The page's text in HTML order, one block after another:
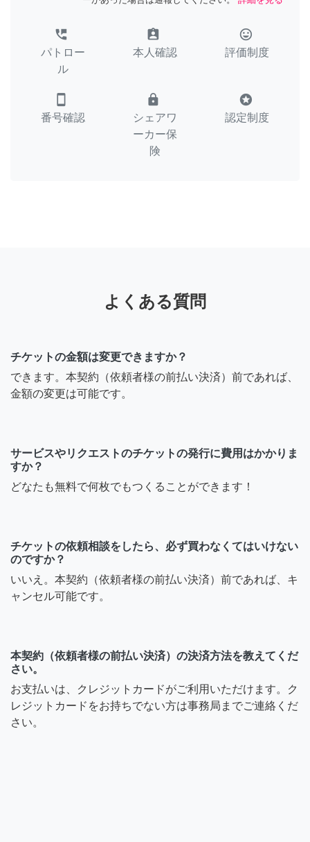
perm_phone_msg
パトロー
ル
assignment_ind
本人確認
tag_faces
評価制度
smartphone
番号確認
lock
シェアワ
ーカー保
険
stars
認定制度
よくある質問
チケットの金額は変更できますか？
できます。本契約（依頼者様の前払い決済）前であれば、
金額の変更は可能です。
サービスやリクエストのチケットの発行に費用はかかりま
すか？
どなたも無料で何枚でもつくることができます！
チケットの依頼相談をしたら、必ず買わなくてはいけない
のですか？
いいえ。本契約（依頼者様の前払い決済）前であれば、キ
ャンセル可能です。
本契約（依頼者様の前払い決済）の決済方法を教えてくだ
さい。
お支払いは、クレジットカードがご利用いただけます。ク
レジットカードをお持ちでない方は事務局までご連絡くだ
さい。